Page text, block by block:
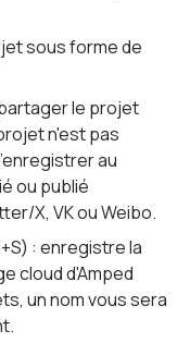
sous forme de
le projet
n'est pas
au
ou publié
X, VK ou Weibo.
: enregistre la
cloud d'Amped
un nom vous sera